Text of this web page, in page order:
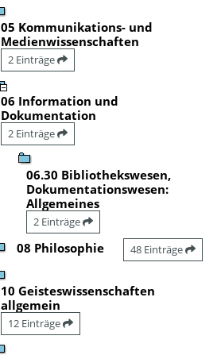
05 Kommunikations- und
Medienwissenschaften
2 Einträge
06 Information und
Dokumentation
2 Einträge
06.30 Bibliothekswesen,
Dokumentationswesen:
Allgemeines
2 Einträge
08 Philosophie 48 Einträge
10 Geisteswissenschaften
allgemein
12 Einträge